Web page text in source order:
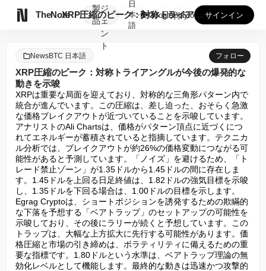
TheNote
製
品
ジ
ェ
ン
ト
XRP圧縮のピーク：対称トライアングルが今後の爆発的な動きを...
日
本
語
GooglePlay
AppStore サインイン
NewsBTC 日本語 フォロー
XRP圧縮のピーク：対称トライアングルが今後の爆発的な
動きを示唆
XRPは重要な局面を迎えており、対称的な三角形パターン内で
統合が進んでいます。この圧縮は、差し迫った、おそらく急激
な価格ブレイクアウトが近づいていることを示唆しています。
アナリストのAli Chartsは、価格がパターン頂点に近づくにつ
れてエネルギーが蓄積されていると指摘しています。テクニカ
ル分析では、ブレイクアウトが約26%の価格変動につながる可
能性があると予測しています。「ノイズ」を避けるため、「ト
レード禁止ゾーン」が1.35ドルから1.45ドルの間に存在しま
す。1.45ドルを上回る日足終値は、1.82ドルの強気目標を示唆
し、1.35ドルを下回る場合は、1.00ドルの目標を示します。
Egrag Cryptoは、ショートポジションを誘発するための欺瞞的
な下落を予想する「ベアトラップ」のセットアップの可能性を
示唆しており、その後にラリーが続くと予想しています。この
トラップは、大幅な上方拡大に先行する可能性があります。価
格圧縮と市場の引き締めは、ボラティリティに備えるための重
要な指標です。1.80ドルという水準は、ベアトラップ理論の無
効化レベルとして機能します。最終的な動きは迅速かつ攻撃的